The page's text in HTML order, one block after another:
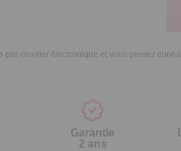
par courrier électronique et vous prenez
Garantie
2 ans